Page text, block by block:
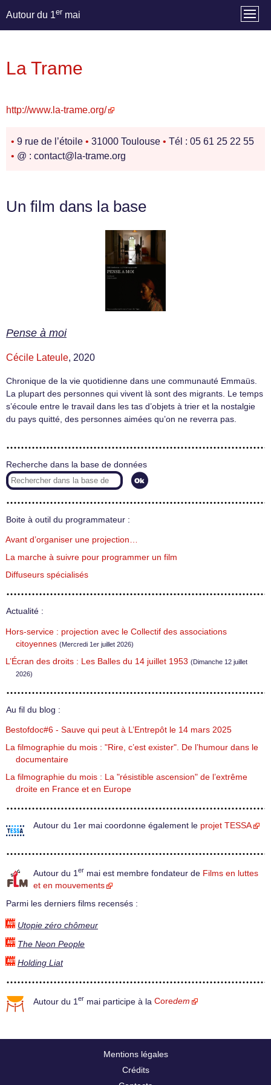
Autour du 1er mai
La Trame
http://www.la-trame.org/
• 9 rue de l’étoile • 31000 Toulouse • Tél : 05 61 25 22 55
• @ : contact@la-trame.org
Un film dans la base
Pense à moi
Cécile Lateule, 2020
Chronique de la vie quotidienne dans une communauté Emmaüs.
La plupart des personnes qui vivent là sont des migrants. Le temps
s’écoule entre le travail dans les tas d’objets à trier et la nostalgie
du pays quitté, des personnes aimées qu’on ne reverra pas.
Recherche dans la base de données
Boite à outil du programmateur :
Avant d’organiser une projection…
La marche à suivre pour programmer un film
Diffuseurs spécialisés
Actualité :
Hors-service : projection avec le Collectif des associations
citoyennes (Mercredi 1er juillet 2026)
L’Écran des droits : Les Balles du 14 juillet 1953 (Dimanche 12 juillet
2026)
Au fil du blog :
Bestofdoc#6 - Sauve qui peut à L’Entrepôt le 14 mars 2025
La filmographie du mois : "Rire, c’est exister". De l’humour dans le
documentaire
La filmographie du mois : La "résistible ascension" de l’extrême
droite en France et en Europe
Autour du 1er mai coordonne également le projet TESSA
Autour du 1 er mai est membre fondateur de Films en luttes
et en mouvements
Parmi les derniers films recensés :
Utopie zéro chômeur
The Neon People
Holding Liat
Autour du 1 er mai participe à la Coredem
Mentions légales
Crédits